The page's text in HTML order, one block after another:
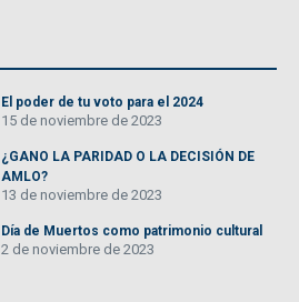
El poder de tu voto para el 2024
15 de noviembre de 2023
¿GANO LA PARIDAD O LA DECISIÓN DE
AMLO?
13 de noviembre de 2023
Día de Muertos como patrimonio cultural
2 de noviembre de 2023